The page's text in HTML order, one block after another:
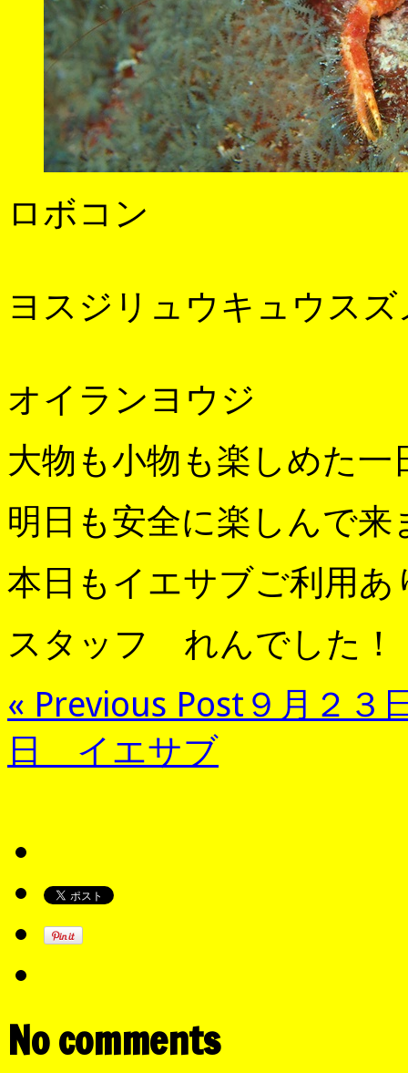
ロボコン
ヨスジリュウキュウス
オイランヨウジ
大物も小物も楽しめた一
明日も安全に楽しんで来
本日もイエサブご利用
スタッフ れんでした！
« Previous Post ９月２
日 イエサブ
No comments